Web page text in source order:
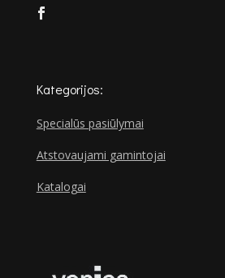
Kategorijos:
Specialūs pasiūlymai
Atstovaujami gamintojai
Katalogai